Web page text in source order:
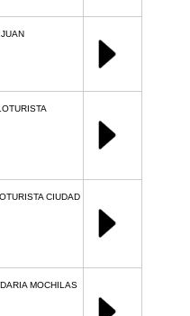
CIUDAD
MOCHILAS